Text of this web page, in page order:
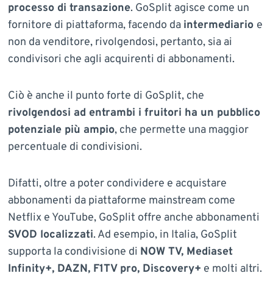
processo di transazione. GoSplit agisce come un
fornitore di piattaforma, facendo da intermediario e
non da venditore, rivolgendosi, pertanto, sia ai
condivisori che agli acquirenti di abbonamenti.
Ciò è anche il punto forte di GoSplit, che
rivolgendosi ad entrambi i fruitori ha un pubblico
potenziale più ampio, che permette una maggior
percentuale di condivisioni.
Difatti, oltre a poter condividere e acquistare
abbonamenti da piattaforme mainstream come
Netflix e YouTube, GoSplit offre anche abbonamenti
SVOD localizzati. Ad esempio, in Italia, GoSplit
supporta la condivisione di NOW TV, Mediaset
Infinity+, DAZN, F1TV pro, Discovery+ e molti altri.